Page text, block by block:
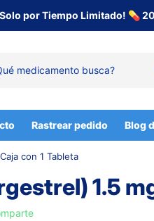
por Tiempo Limitado! 💊
Rastrear pedido Blog
con 1 Tableta
1.5